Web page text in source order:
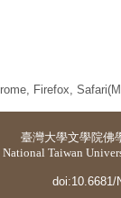
Firefox,
臺灣大學文學院佛
National Taiwan
doi:10.6681/